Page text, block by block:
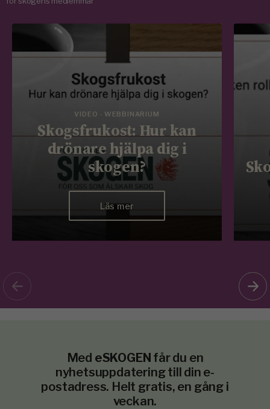
VIDEO - WEBBINARIUM
Skogsfrukost: Hur kan
drönare hjälpa dig i
skogen?
Läs mer
Med eSKOGEN får du en
nyhetsuppdatering till din e-
postadress. Helt gratis, en gång i
veckan.